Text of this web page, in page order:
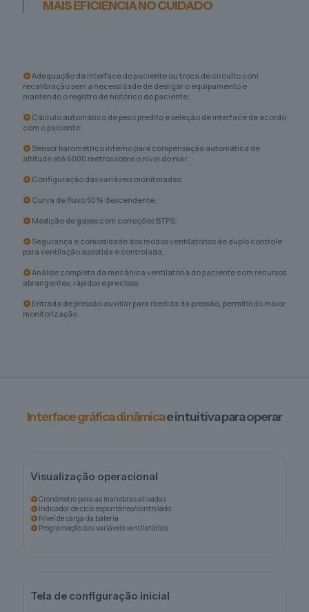
MAIS EFICIÊNCIA NO CUIDADO
Adequação da interface do paciente ou troca de circuito com
recalibração sem a necessidade de desligar o equipamento e
mantendo o registro de histórico do paciente;
Cálculo automático de peso predito e seleção de interface de acordo
com o paciente;
Sensor barométrico interno para compensação automática de
altitude até 6000 metros sobre o nível do mar;
Configuração das variáveis monitoradas;
Curva de fluxo 50% descendente;
Medição de gases com correções BTPS;
Segurança e comodidade dos modos ventilatórios de duplo controle
para ventilação assistida e controlada;
Análise completa da mecânica ventilatória do paciente com recursos
abrangentes, rápidos e precisos;
Entrada de pressão auxiliar para medida da pressão, permitindo maior
monitorização.
Interface gráfica dinâmicae intuitiva para operar
Visualização operacional
Cronômetro para as manobras ativadas
Indicador de ciclo espontâneo/controlado
Nível de carga da bateria
Programação das variáveis ventilatórias
Tela de configuração inicial